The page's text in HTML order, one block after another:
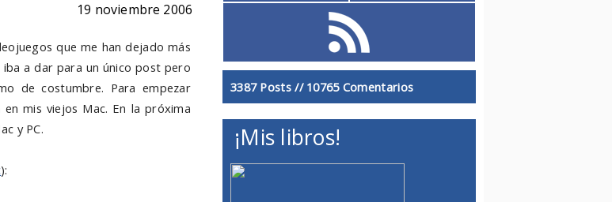
19 noviembre 2006
que me han dejado más
a dar para un único post pero
de costumbre. Para empezar
mis viejos Mac. En la próxima
y PC.
):
3387 Posts // 10765 Comentarios
¡Mis libros!